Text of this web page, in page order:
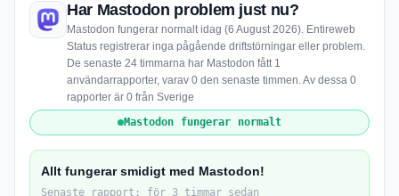
Har Mastodon problem just nu?
Mastodon fungerar normalt idag (6 August 2026). Entireweb
Status registrerar inga pågående driftstörningar eller problem.
De senaste 24 timmarna har Mastodon fått 1
användarrapporter, varav 0 den senaste timmen. Av dessa 0
rapporter är 0 från Sverige
Mastodon fungerar normalt
Allt fungerar smidigt med Mastodon!
Senaste rapport: för 3 timmar sedan